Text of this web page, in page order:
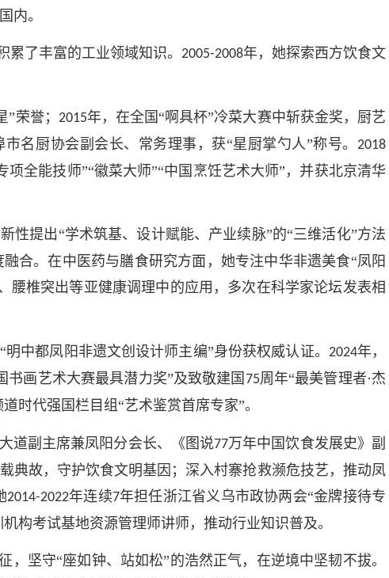
内。
了丰富的工业领域知识。 2005-2008年，她探索西方饮食文
荣誉； 2015年，在全国“啊具杯”冷菜大赛中斩获金奖，厨艺
名厨协会副会长、常务理事，获“星厨掌勺人”称号。2018
全能技师”“徽菜大师”“中国烹饪艺术大师”，并获北京清华
提出“学术筑基、设计赋能、产业续脉”的“三维活化”方法
合。在中医药与膳食研究方面，她专注中华非遗美食“凤阳
椎突出等亚健康调理中的应用，多次在科学家论坛发表相
中都凤阳非遗文创设计师主编”身份获权威认证。 2024年，
画艺术大赛最具潜力奖”及致敬建国 75周年“最美管理者·杰
时代强国栏目组“艺术鉴赏首席专家”。
道副主席兼凤阳分会长、《图说77万年中国饮食发展史》副
典故，守护饮食文明基因；深入村寨抢救濒危技艺，推动凤
2014-2022年连续7年担任浙江省义乌市政协两会“金牌接待专
构考试基地资源管理师讲师，推动行业知识普及。
坚守“座如钟、站如松”的浩然正气，在逆境中坚韧不拔。